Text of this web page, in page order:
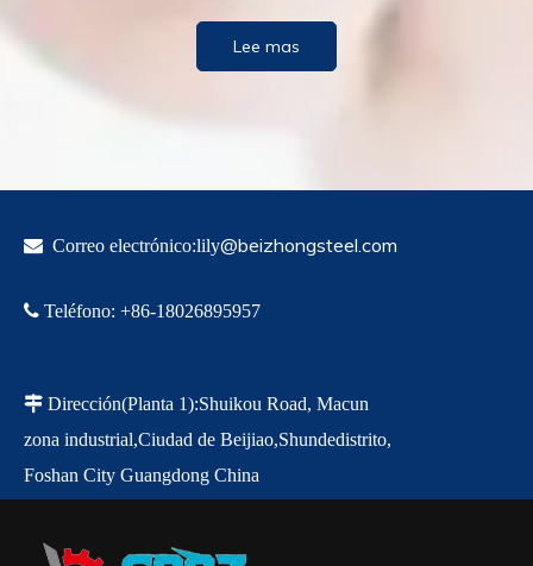
Lee mas
 Correo electrónico:lily@beizhongsteel.com
 Teléfono: +86-18026895957
 Dirección(Planta 1):Shuikou Road, Macun
zona industrial, Ciudad de Beijiao, Shundedistrito,
Foshan City Guangdong China